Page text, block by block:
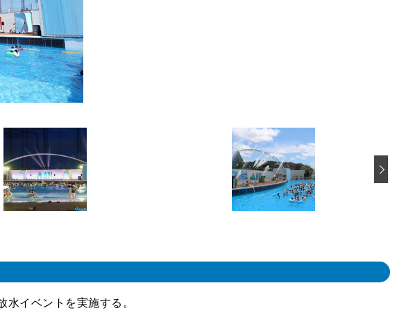
イベントを実施する。